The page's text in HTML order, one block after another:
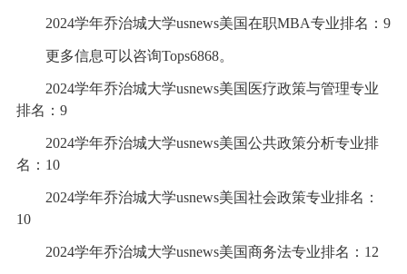
2024学年乔治城大学usnews美国在职MBA专业排名：9
更多信息可以咨询Tops6868。
2024学年乔治城大学usnews美国医疗政策与管理专业
排名：9
2024学年乔治城大学usnews美国公共政策分析专业排
名：10
2024学年乔治城大学usnews美国社会政策专业排名：
10
2024学年乔治城大学usnews美国商务法专业排名：12